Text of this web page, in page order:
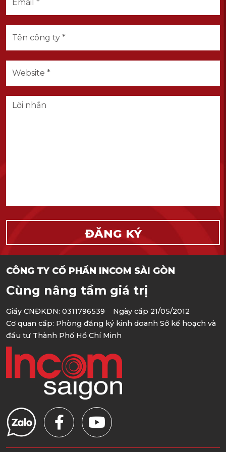
CÔNG TY CỔ PHẦN INCOM SÀI GÒN
Cùng nâng tầm giá trị
Giấy CNĐKDN: 0311796539 Ngày cấp 21/05/2012
Cơ quan cấp: Phòng đăng ký kinh doanh Sở kế hoạch và
đầu tư Thành Phố Hồ Chí Minh